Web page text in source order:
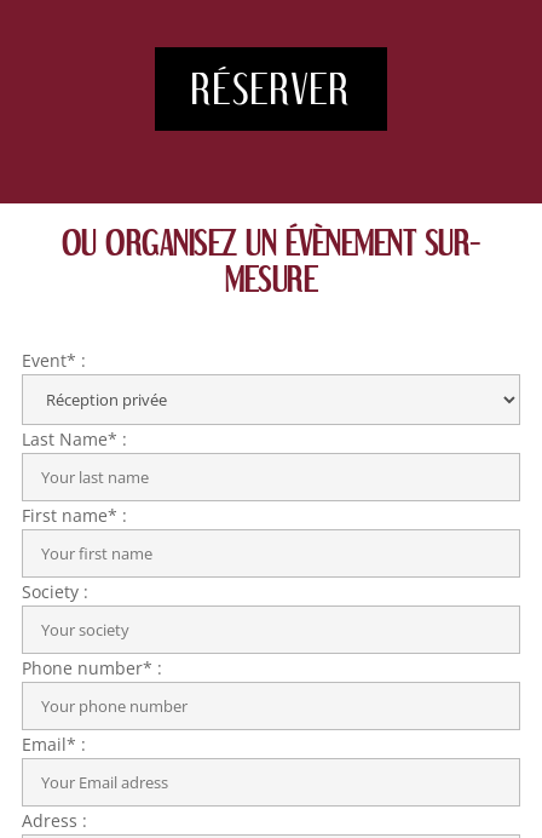
RÉSERVER
OU ORGANISEZ UN ÉVÈNEMENT SUR-
MESURE
Event* :
Last Name* :
First name* :
Society :
Phone number* :
Email* :
Adress :